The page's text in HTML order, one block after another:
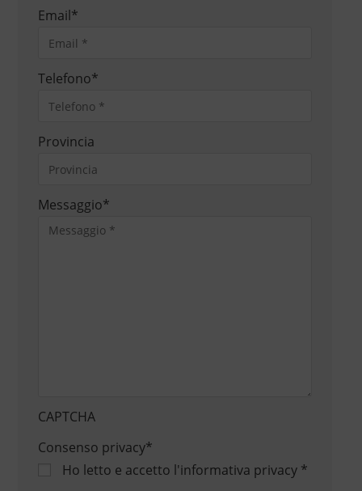
Email*
Telefono*
Provincia
Messaggio*
CAPTCHA
Consenso privacy*
Ho letto e accetto l'informativa privacy*